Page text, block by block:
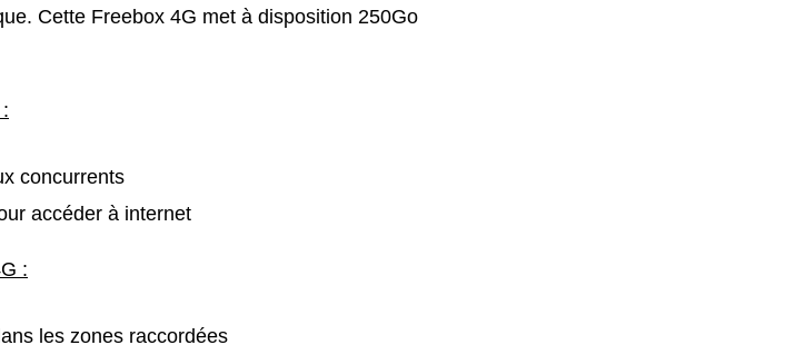
Cette Freebox 4G met à disposition 250Go
concurrents
accéder à internet
:
les zones raccordées